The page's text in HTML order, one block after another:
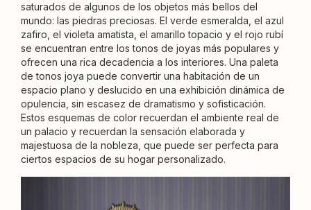
saturados de algunos de los objetos más bellos del
mundo: las piedras preciosas. El verde esmeralda, el azul
zafiro, el violeta amatista, el amarillo topacio y el rojo rubí
se encuentran entre los tonos de joyas más populares y
ofrecen una rica decadencia a los interiores. Una paleta
de tonos joya puede convertir una habitación de un
espacio plano y deslucido en una exhibición dinámica de
opulencia, sin escasez de dramatismo y sofisticación.
Estos esquemas de color recuerdan el ambiente real de
un palacio y recuerdan la sensación elaborada y
majestuosa de la nobleza, que puede ser perfecta para
ciertos espacios de su hogar personalizado.